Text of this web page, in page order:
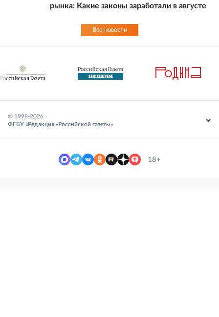
рынка: Какие законы заработали в августе
Все новости
© 1998-2026
ФГБУ «Редакция «Российской газеты»
18+